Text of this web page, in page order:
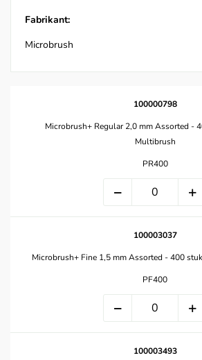
Fabrikant:
Microbrush
100000798
Microbrush+ Regular 2,0 mm Assorted -
Multibrush
PR400
100003037
Microbrush+ Fine 1,5 mm Assorted - 400
PF400
100003493